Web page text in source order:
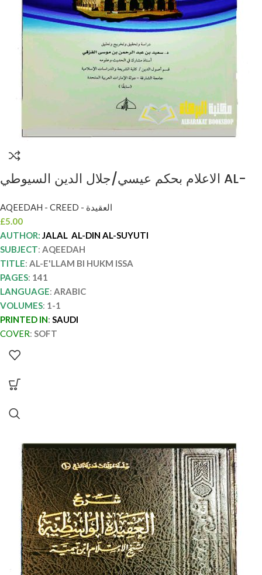
الاعلام بحكم عيسي/جلال الدين السيوطي AL-
AQEEDAH - CREED - العقيدة
£5.00
AUTHOR: JALAL AL-DIN AL-SUYUTI
SUBJECT: AQEEDAH
TITLE: AL-E'LLAM BI HUKM ISSA
PAGES: 141
LANGUAGE: ARABIC
VOLUMES: 1-1
PRINTED IN: SAUDI
COVER: SOFT